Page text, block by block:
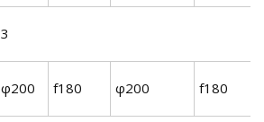
3
φ200 f180 φ200 f180